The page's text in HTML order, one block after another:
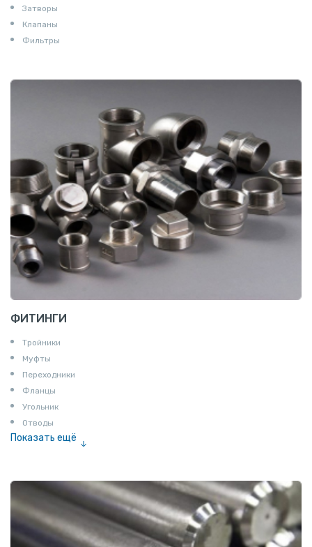
Затворы
Клапаны
Фильтры
ФИТИНГИ
Тройники
Муфты
Переходники
Фланцы
Угольник
Отводы
Показать ещё
Соединение «американка»
Штуцеры
Сгоны
Удлинители для труб